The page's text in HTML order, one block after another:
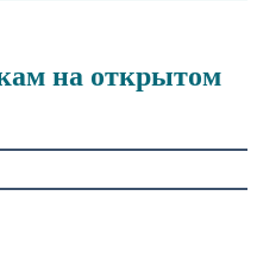
на открытом